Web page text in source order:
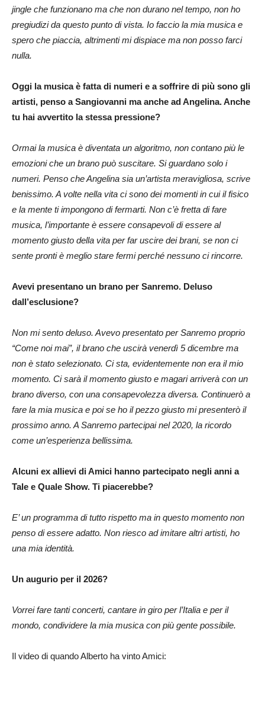
jingle che funzionano ma che non durano nel tempo, non ho
pregiudizi da questo punto di vista. Io faccio la mia musica e
spero che piaccia, altrimenti mi dispiace ma non posso farci
nulla.
Oggi la musica è fatta di numeri e a soffrire di più sono gli
artisti, penso a Sangiovanni ma anche ad Angelina. Anche
tu hai avvertito la stessa pressione?
Ormai la musica è diventata un algoritmo, non contano più le
emozioni che un brano può suscitare. Si guardano solo i
numeri. Penso che Angelina sia un’artista meravigliosa, scrive
benissimo. A volte nella vita ci sono dei momenti in cui il fisico
e la mente ti impongono di fermarti. Non c’è fretta di fare
musica, l’importante è essere consapevoli di essere al
momento giusto della vita per far uscire dei brani, se non ci
sente pronti è meglio stare fermi perché nessuno ci rincorre.
Avevi presentano un brano per Sanremo. Deluso
dall’esclusione?
Non mi sento deluso. Avevo presentato per Sanremo proprio
“Come noi mai”, il brano che uscirà venerdì 5 dicembre ma
non è stato selezionato. Ci sta, evidentemente non era il mio
momento. Ci sarà il momento giusto e magari arriverà con un
brano diverso, con una consapevolezza diversa. Continuerò a
fare la mia musica e poi se ho il pezzo giusto mi presenterò il
prossimo anno. A Sanremo partecipai nel 2020, la ricordo
come un’esperienza bellissima.
Alcuni ex allievi di Amici hanno partecipato negli anni a
Tale e Quale Show. Ti piacerebbe?
E’ un programma di tutto rispetto ma in questo momento non
penso di essere adatto. Non riesco ad imitare altri artisti, ho
una mia identità.
Un augurio per il 2026?
Vorrei fare tanti concerti, cantare in giro per l’Italia e per il
mondo, condividere la mia musica con più gente possibile.
Il video di quando Alberto ha vinto Amici: